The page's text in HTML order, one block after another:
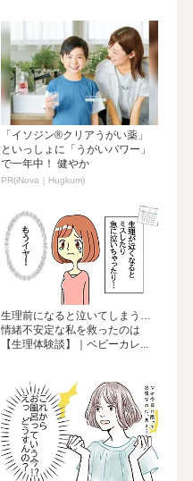
「イソジン®クリアうがい薬」
といっしょに「うがいパワー」
で一年中！ 健やか
PR(iNova｜Hugkum)
生理前になると泣いてしまう…
情緒不安定な私を救ったのは
【生理体験談】｜ベビーカレ...